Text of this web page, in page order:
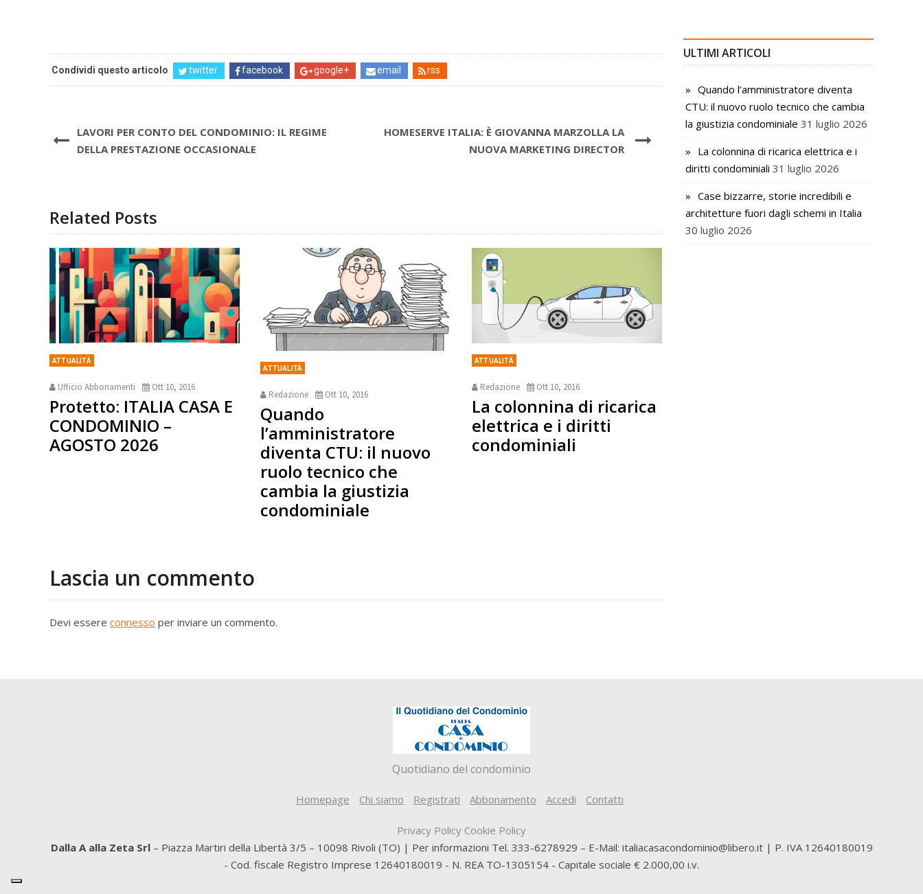
Condividi questo articolo twitter facebook google+ email rss
LAVORI PER CONTO DEL CONDOMINIO: IL REGIME
DELLA PRESTAZIONE OCCASIONALE
HOMESERVE ITALIA: È GIOVANNA MARZOLLA LA
NUOVA MARKETING DIRECTOR
Related Posts
ATTUALITÀ
Ufficio Abbonamenti Ott 10, 2016
Protetto: ITALIA CASA E
CONDOMINIO –
AGOSTO 2026
ATTUALITÀ
Redazione Ott 10, 2016
Quando
l’amministratore
diventa CTU: il nuovo
ruolo tecnico che
cambia la giustizia
condominiale
ATTUALITÀ
Redazione Ott 10, 2016
La colonnina di ricarica
elettrica e i diritti
condominiali
Lascia un commento
Devi essere connesso per inviare un commento.
ULTIMI ARTICOLI
Quando l’amministratore diventa
CTU: il nuovo ruolo tecnico che cambia
la giustizia condominiale 31 luglio 2026
La colonnina di ricarica elettrica e i
diritti condominiali 31 luglio 2026
Case bizzarre, storie incredibili e
architetture fuori dagli schemi in Italia
30 luglio 2026
Quotidiano del condominio
Homepage Chi siamo Registrati Abbonamento Accedi Contatti
Privacy Policy Cookie Policy
Dalla A alla Zeta Srl– Piazza Martiri della Libertà 3/5 – 10098 Rivoli (TO) | Per informazioni Tel. 333-6278929 – E-Mail: italiacasacondominio@libero.it | P. IVA 12640180019
- Cod. fiscale Registro Imprese 12640180019 - N. REA TO-1305154 - Capitale sociale € 2.000,00 i.v.